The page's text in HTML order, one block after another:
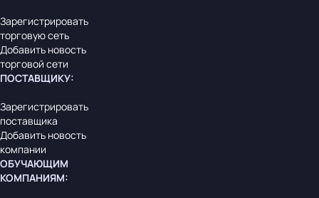
Зарегистрировать
торговую сеть
Добавить новость
торговой сети
ПОСТАВЩИКУ:
Зарегистрировать
поставщика
Добавить новость
компании
ОБУЧАЮЩИМ
КОМПАНИЯМ: